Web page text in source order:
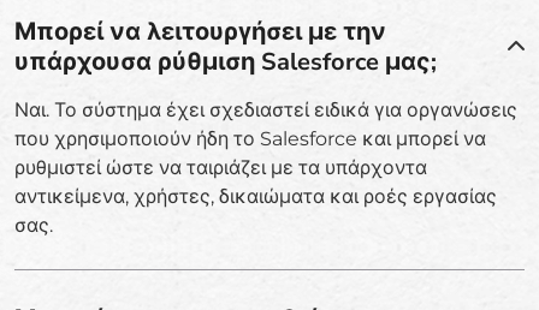
Μπορεί να λειτουργήσει με την
υπάρχουσα ρύθμιση Salesforce μας;
Ναι. Το σύστημα έχει σχεδιαστεί ειδικά για οργανώσεις
που χρησιμοποιούν ήδη το Salesforce και μπορεί να
ρυθμιστεί ώστε να ταιριάζει με τα υπάρχοντα
αντικείμενα, χρήστες, δικαιώματα και ροές εργασίας
σας.